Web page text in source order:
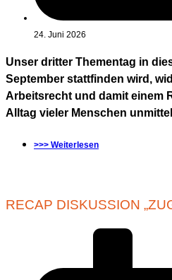
24. Juni 2026
Unser dritter Thementag in
September stattfinden wird,
Arbeitsrecht und damit einem
Alltag vieler Menschen
>>> Weiterlesen
RECAP DISKUSSION